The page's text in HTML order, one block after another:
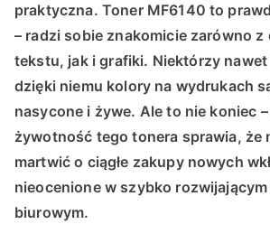
praktyczna. Toner MF6140 to
– radzi sobie znakomicie zarówno z
tekstu, jak i grafiki. Niektórzy
dzięki niemu kolory na wydrukach
nasycone i żywe. Ale to nie koniec –
żywotność tego tonera sprawia, że
martwić o ciągłe zakupy nowych
nieocenione w szybko
biurowym.